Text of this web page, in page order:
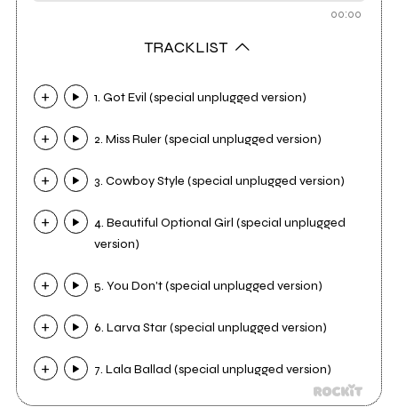
00:00
TRACKLIST
1. Got Evil (special unplugged version)
2. Miss Ruler (special unplugged version)
3. Cowboy Style (special unplugged version)
4. Beautiful Optional Girl (special unplugged
version)
5. You Don't (special unplugged version)
6. Larva Star (special unplugged version)
7. Lala Ballad (special unplugged version)